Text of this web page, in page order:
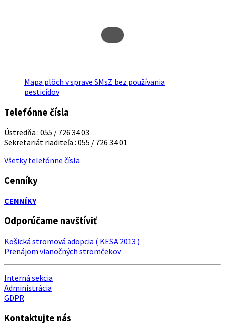
Mapa plôch v sprave SMsZ bez používania
pesticídov
Telefónne čísla
Ústredňa : 055 / 726 34 03
Sekretariát riaditeľa : 055 / 726 34 01
Všetky telefónne čísla
Cenníky
CENNÍKY
Odporúčame navštíviť
Košická stromová adopcia ( KESA 2013 )
Prenájom vianočných stromčekov
Interná sekcia
Administrácia
GDPR
Kontaktujte nás